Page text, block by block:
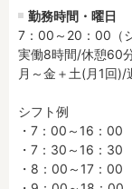
勤務時間・曜日
7：00～20：00（
実働8時間/休憩60
月～金＋土(月1回)/
シフト例
・7：00～16：00
・7：30～16：30
・8：00～17：00